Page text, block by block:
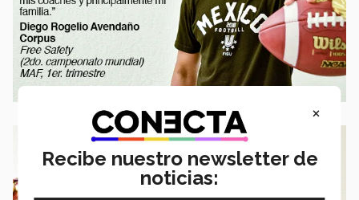
×
Recibe nuestro newsletter de
noticias: